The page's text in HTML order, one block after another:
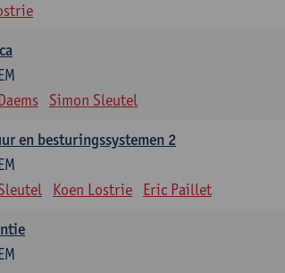
Simon Sleutel
en besturingssystemen 2
Koen Lostrie Eric Paillet